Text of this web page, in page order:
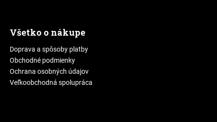
Všetko o nákupe
Doprava a spôsoby platby
Obchodné podmienky
Ochrana osobných údajov
Veľkoobchodná spolupráca